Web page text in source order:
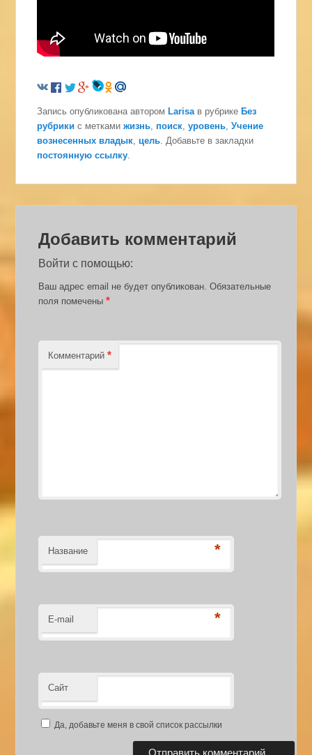
Запись опубликована автором Larisa в рубрике Без
рубрики с меткамижизнь поиск ,уровень ,Учение
вознесенных владык цель . Добавьте в закладки
постоянную ссылку
Добавить комментарий
Войти с помощью:
Ваш адрес email не будет опубликован. Обязательные
поля помечены*
Комментарий*
Название *
E-mail *
Сайт
Да, добавьте меня в свой список рассылки